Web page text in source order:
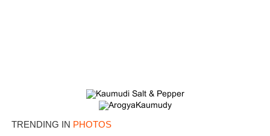
TRENDING IN PHOTOS